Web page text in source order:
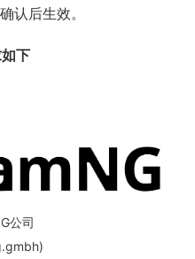
认后生效。
下
公司